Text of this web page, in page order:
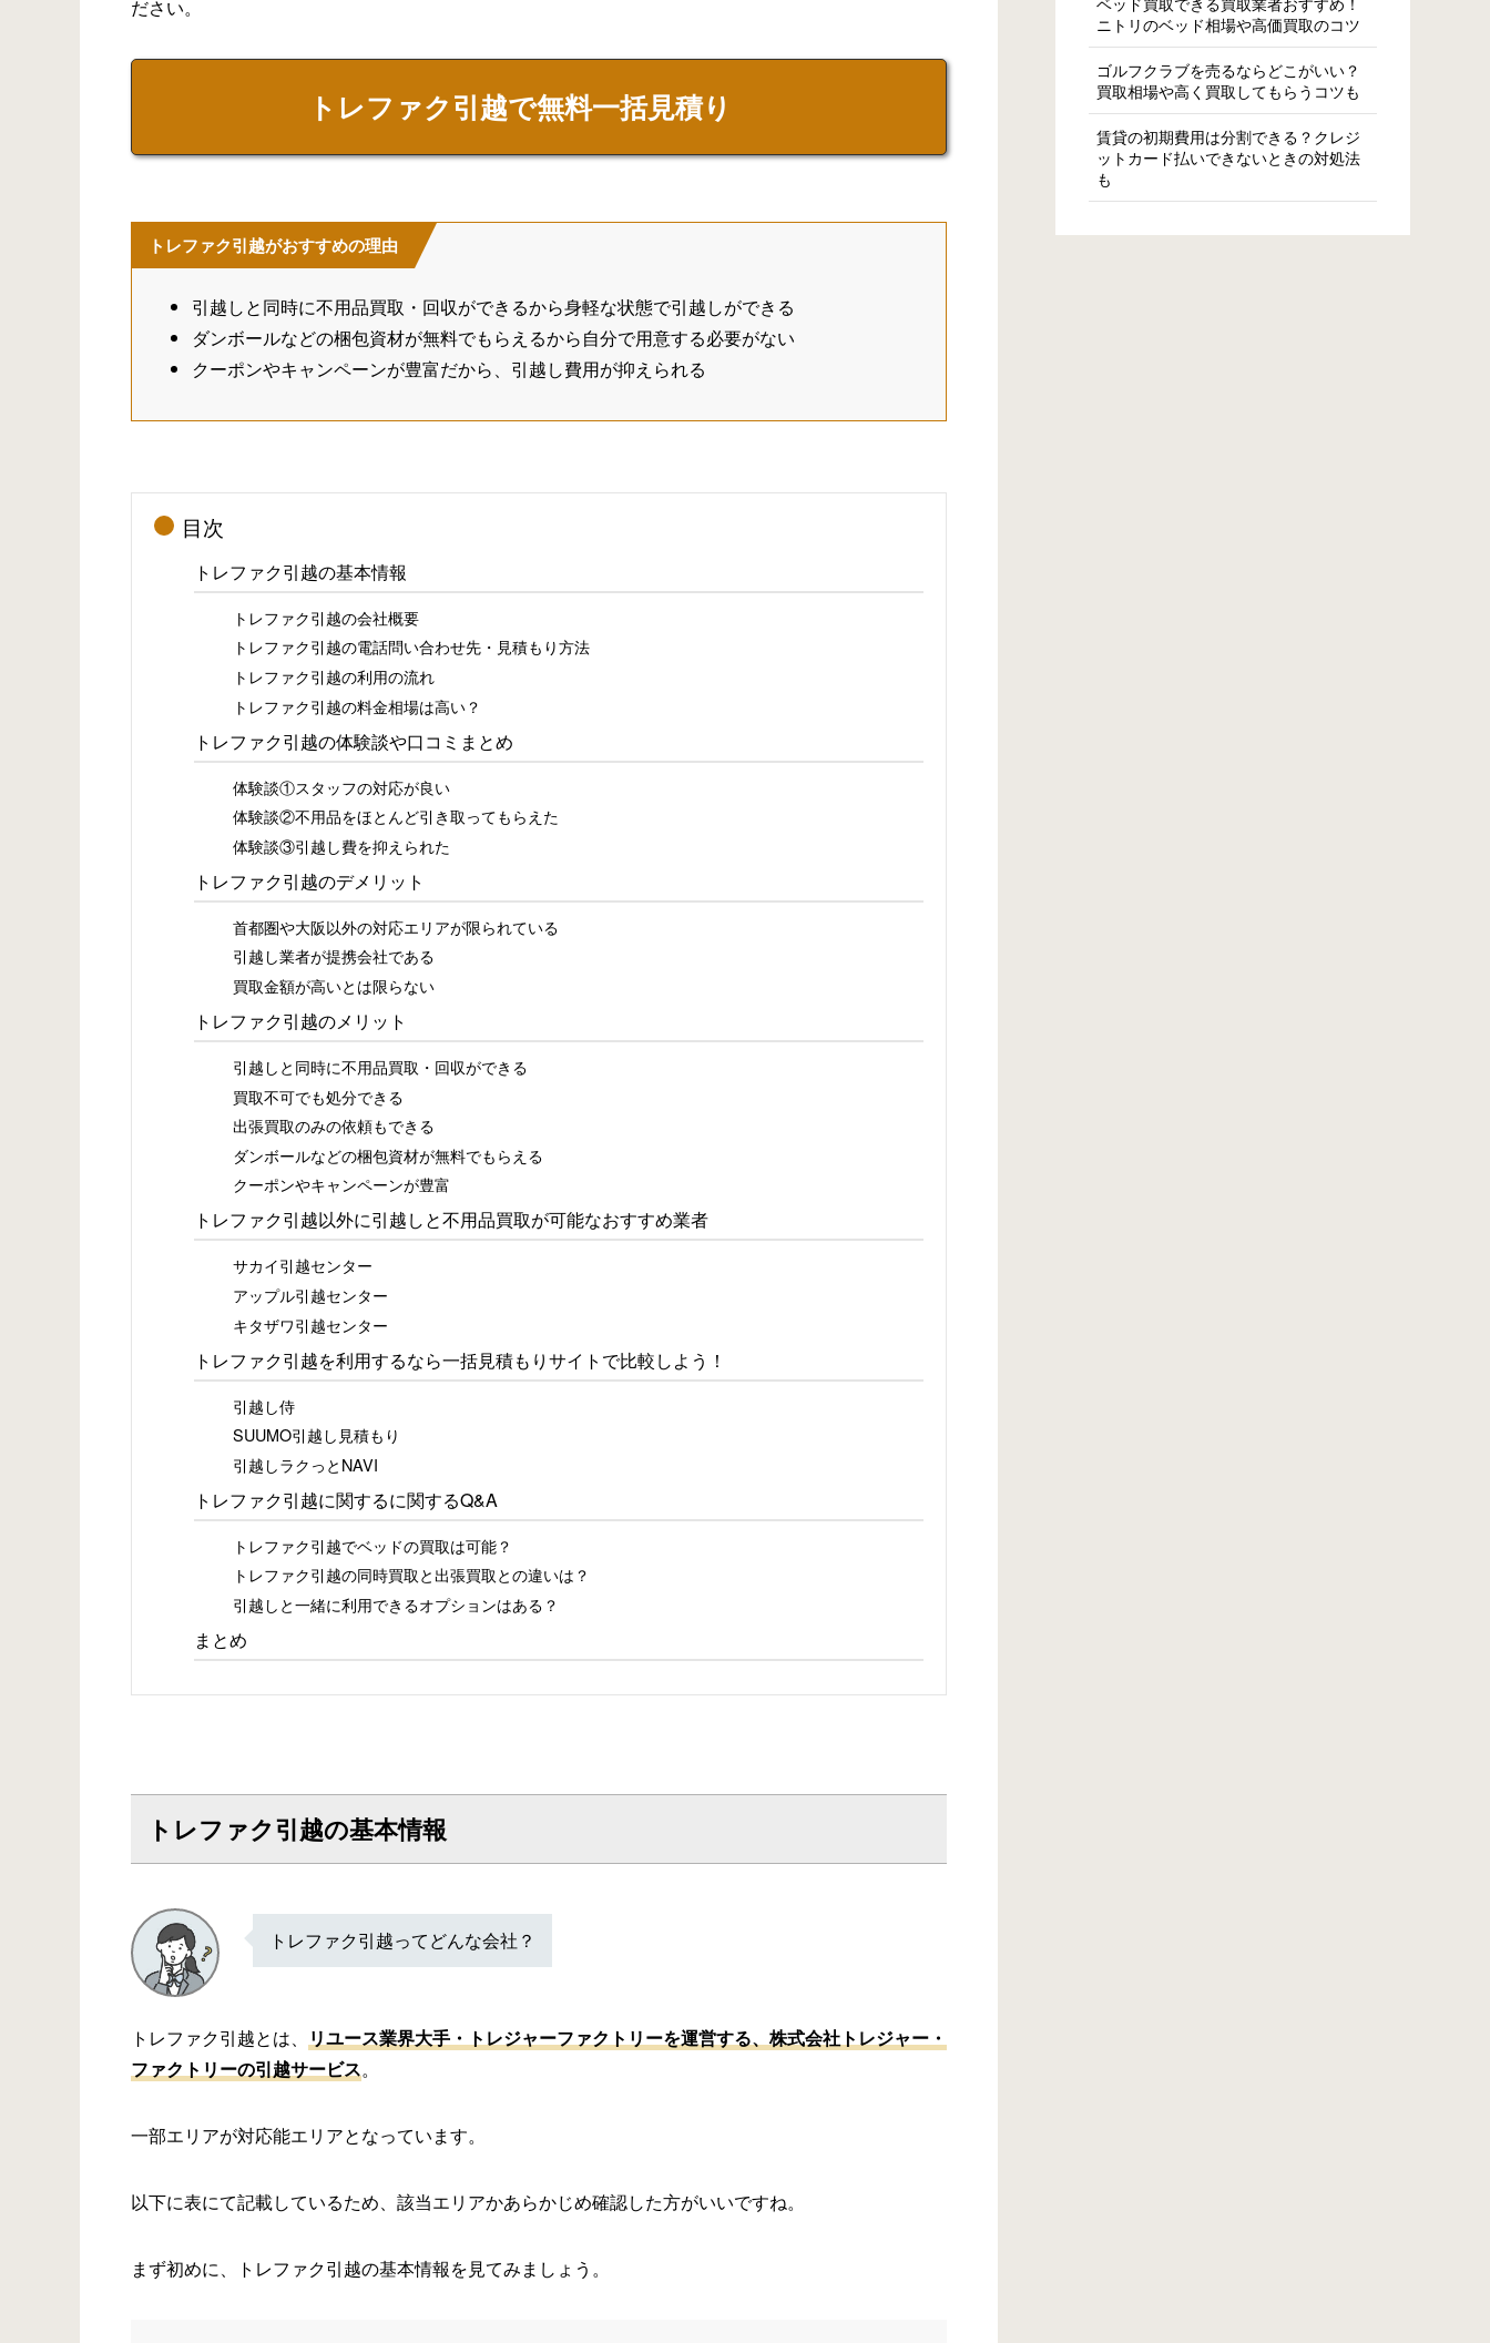
ださい。
トレファク引越で無料一括見積り
トレファク引越がおすすめの理由
引越しと同時に不用品買取・回収ができるから身軽な状態で引越しができる
ダンボールなどの梱包資材が無料でもらえるから自分で用意する必要がない
クーポンやキャンペーンが豊富だから、引越し費用が抑えられる
目次
トレファク引越の基本情報
トレファク引越の会社概要
トレファク引越の電話問い合わせ先・見積もり方法
トレファク引越の利用の流れ
トレファク引越の料金相場は高い？
トレファク引越の体験談や口コミまとめ
体験談①スタッフの対応が良い
体験談②不用品をほとんど引き取ってもらえた
体験談③引越し費を抑えられた
トレファク引越のデメリット
首都圏や大阪以外の対応エリアが限られている
引越し業者が提携会社である
買取金額が高いとは限らない
トレファク引越のメリット
引越しと同時に不用品買取・回収ができる
買取不可でも処分できる
出張買取のみの依頼もできる
ダンボールなどの梱包資材が無料でもらえる
クーポンやキャンペーンが豊富
トレファク引越以外に引越しと不用品買取が可能なおすすめ業者
サカイ引越センター
アップル引越センター
キタザワ引越センター
トレファク引越を利用するなら一括見積もりサイトで比較しよう！
引越し侍
SUUMO引越し見積もり
引越しラクっとNAVI
トレファク引越に関するに関するQ&A
トレファク引越でベッドの買取は可能？
トレファク引越の同時買取と出張買取との違いは？
引越しと一緒に利用できるオプションはある？
まとめ
トレファク引越の基本情報
トレファク引越ってどんな会社？
トレファク引越とは、
リユース業界大手・トレジャーファクトリーを運営する、株式会社トレジャー・
ファクトリーの引越サービス。
一部エリアが対応能エリアとなっています。
以下に表にて記載しているため、該当エリアかあらかじめ確認した方がいいですね。
まず初めに、トレファク引越の基本情報を見てみましょう。
ニトリのベッド相場や高価買取のコツ
ゴルフクラブを売るならどこがいい？
買取相場や高く買取してもらうコツも
賃貸の初期費用は分割できる？クレジ
ットカード払いできないときの対処法
も